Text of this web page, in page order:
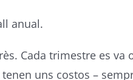
anual.
Cada trimestre es
uns costos –